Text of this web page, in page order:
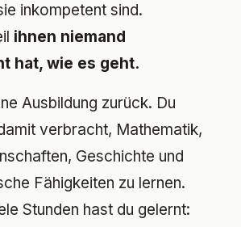
inkompetent sind.
ihnen niemand
hat, wie es geht.
Ausbildung zurück. Du
verbracht, Mathematik,
Geschichte und
Fähigkeiten zu lernen.
Stunden hast du gelernt: